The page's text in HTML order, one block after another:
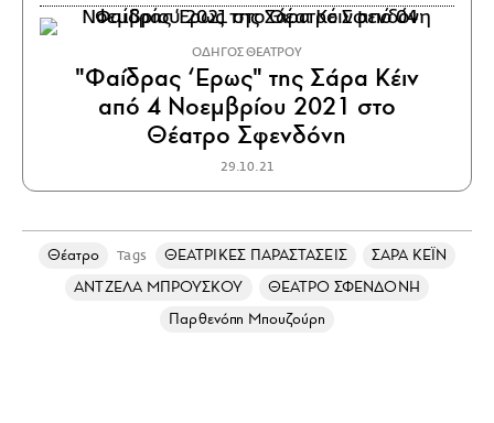
ΟΔΗΓΟΣ ΘΕΑΤΡΟΥ
"Φαίδρας ‘Ερως" της Σάρα Κέιν
από 4 Νοεμβρίου 2021 στο
Θέατρο Σφενδόνη
29.10.21
Θέατρο Tags ΘΕΑΤΡΙΚΕΣ ΠΑΡΑΣΤΑΣΕΙΣ
ΣΑΡΑ ΚΕΪΝ
ΑΝΤΖΕΛΑ ΜΠΡΟΥΣΚΟΥ
ΘΕΑΤΡΟ ΣΦΕΝΔΟΝΗ
Παρθενόπη Μπουζούρη